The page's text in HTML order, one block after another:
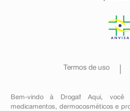
Termos de uso
Bem-vindo à Drogal! Aqui, você
medicamentos , dermocosméticos e